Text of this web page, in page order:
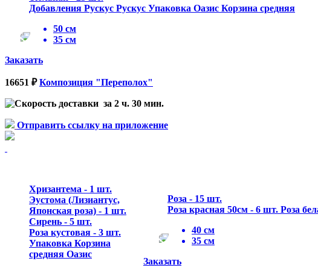
Роза - 15 шт.
Роза красная 50см - 6 шт. Роза
40 см
35 см
Заказать
Добавления Рускус Рускус Упаковка Оазис Корзина средняя
50 см
35 см
Заказать
16651 ₽ Композиция "Переполох"
за 2 ч. 30 мин.
Отправить ссылку на приложение
Хризантема - 1 шт.
Эустома (Лизиантус,
Японская роза) - 1 шт.
Сирень - 5 шт.
Роза кустовая - 3 шт.
Упаковка Корзина
средняя Оазис